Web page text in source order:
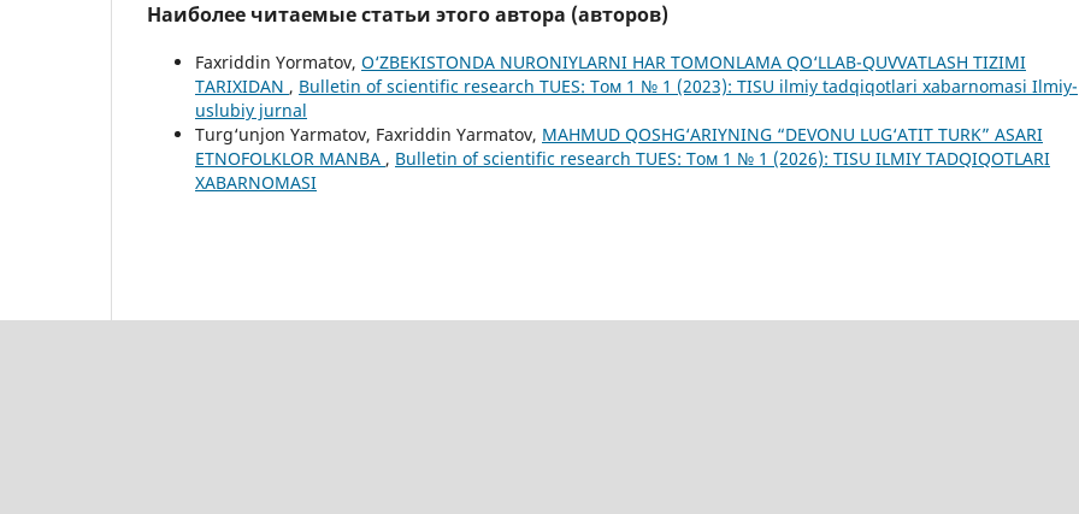
Наиболее читаемые статьи этого автора (авторов)
Faxriddin Yormatov, O‘ZBEKISTONDA NURONIYLARNI HAR TOMONLAMA QO‘LLAB-QUVVATLASH TIZIMI
TARIXIDAN , Bulletin of scientific research TUES: Том 1 № 1 (2023): TISU ilmiy tadqiqotlari xabarnomasi Ilmiy-
uslubiy jurnal
Turg‘unjon Yarmatov, Faxriddin Yarmatov, MAHMUD QOSHG‘ARIYNING “DEVONU LUG‘ATIT TURK” ASARI
ETNOFOLKLOR MANBA , Bulletin of scientific research TUES: Том 1 № 1 (2026): TISU ILMIY TADQIQOTLARI
XABARNOMASI